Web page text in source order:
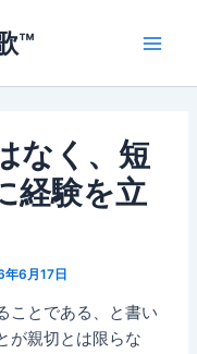
™
なく、短
経験を立
年6月17日
ことである、と書い
が親切とは限らな